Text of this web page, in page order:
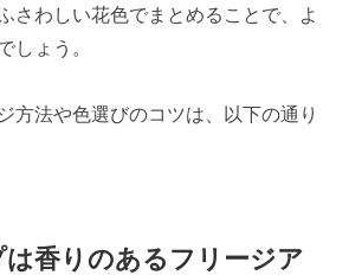
さわしい花色でまとめることで、よ
しょう。
方法や色選びのコツは、以下の通り
香りのあるフリージア